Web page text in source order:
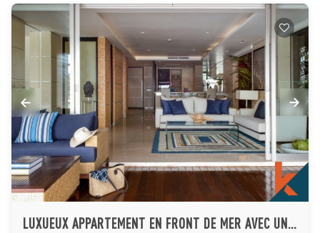
LUXUEUX APPARTEMENT EN FRONT DE MER AVEC UNE CHAMBRE À COUCHER À VENDRE À CANGGU